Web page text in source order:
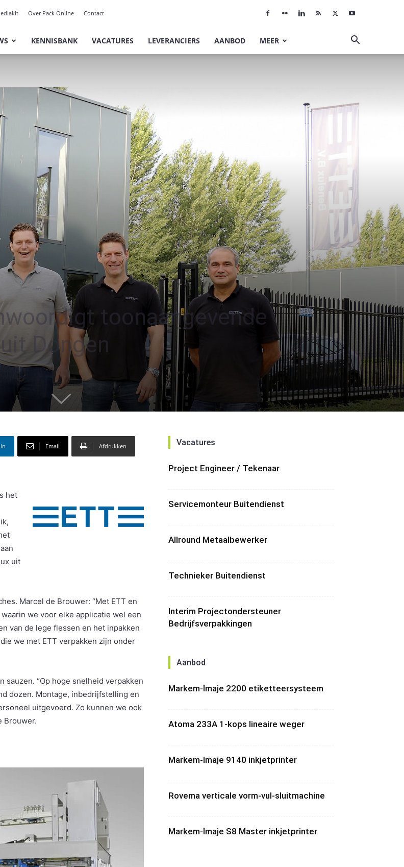
Over Pack Online Contact
KENNISBANK VACATURES LEVERANCIERS AANBOD MEER
toonaangevende
Dongen
Email Afdrukken
het
uit
Marcel de Brouwer: “Met ETT en
we voor elke applicatie wel een
van de lege flessen en het inpakken
we met ETT verpakken zijn onder
sauzen. “Op hoge snelheid verpakken
dozen. Montage, inbedrijfstelling en
uitgevoerd. Zo kunnen we ook
Brouwer.
Vacatures
Project Engineer / Tekenaar
Servicemonteur Buitendienst
Allround Metaalbewerker
Technieker Buitendienst
Interim Projectondersteuner
Bedrijfsverpakkingen
Aanbod
Markem-Imaje 2200 etiketteersysteem
Atoma 233A 1-kops lineaire weger
Markem-Imaje 9140 inkjetprinter
Rovema verticale vorm-vul-sluitmachine
Markem-Imaje S8 Master inkjetprinter